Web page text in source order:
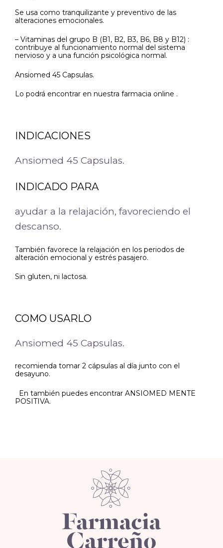
Se usa como tranquilizante y preventivo de las
alteraciones emocionales.
– Vitaminas del grupo B (B1, B2, B3, B6, B8 y B12) :
contribuye al funcionamiento normal del sistema
nervioso y a una función psicológica normal.
Ansiomed 45 Capsulas.
Lo podrá encontrar en nuestra farmacia online .
INDICACIONES
Ansiomed 45 Capsulas.
INDICADO PARA
ayudar a la relajación, favoreciendo el
descanso.
También favorece la relajación en los periodos de
alteración emocional y estrés pasajero.
Sin gluten, ni lactosa.
COMO USARLO
Ansiomed 45 Capsulas.
recomienda tomar 2 cápsulas al día junto con el
desayuno.
En también puedes encontrar ANSIOMED MENTE
POSITIVA.